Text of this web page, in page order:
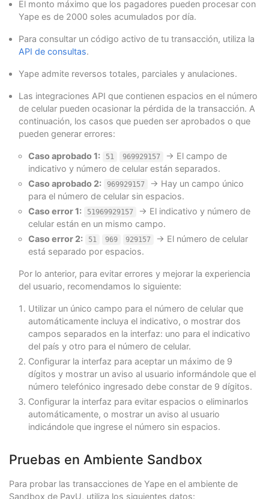
"postalCode"
"0000000"
,
"phone": "7563126"
},
"extraParameters"
},
"merchantPayerId": "1",
"fullName": "First name and second payer name"
"emailAddress" : "payer_test@test.com" ,
"dniNumber"
"billingAddress"
"street1"
"Av. Isabel La Católica 103-La
"street2": "125544" ,
"city": "Lima",
"state" : "Lima y Callao",
"postalCode": "000000" ,
"phone" : "7563126"
}
},
"type"
"AUTHORIZATION_AND_CAPTURE"
"paymentMethod":
"expirationDate"
"2021-06-22T19:51:20.302"
"paymentCountry": "PE",
},
"test": true
El monto máximo que los pagadores pueden procesar con
Yape es de 2000 soles acumulados por día.
Para consultar un código activo de tu transacción, utiliza la
API de consultas.
Yape admite reversos totales, parciales y anulaciones.
Las integraciones API que contienen espacios en el número
de celular pueden ocasionar la pérdida de la transacción. A
continuación, los casos que pueden ser aprobados o que
pueden generar errores:
Caso aprobado 1: 51 969929157
→ El campo de
indicativo y número de celular están separados.
Caso aprobado 2:
969929157
→ Hay un campo único
para el número de celular sin espacios.
Caso error 1:
51969929157
→ El indicativo y número de
celular están en un mismo campo.
Caso error 2:
51 969 929157
→ El número de celular
está separado por espacios.
Por lo anterior, para evitar errores y mejorar la experiencia
del usuario, recomendamos lo siguiente:
Utilizar un único campo para el número de celular que
automáticamente incluya el indicativo, o mostrar dos
campos separados en la interfaz: uno para el indicativo
del país y otro para el número de celular.
Configurar la interfaz para aceptar un máximo de 9
dígitos y mostrar un aviso al usuario informándole que el
número telefónico ingresado debe constar de 9 dígitos.
Configurar la interfaz para evitar espacios o eliminarlos
automáticamente, o mostrar un aviso al usuario
indicándole que ingrese el número sin espacios.
Pruebas en Ambiente Sandbox
Para probar las transacciones de Yape en el ambiente de
Sandbox de PayU, utiliza los siguientes datos: